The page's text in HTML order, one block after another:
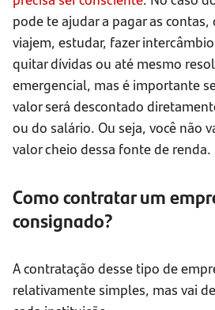
pode te ajudar a pagar as
viajem, estudar, fazer
quitar dívidas ou até mesmo
emergencial, mas é importante
valor será descontado
ou do salário. Ou seja, você não
valor cheio dessa fonte de renda.
Como contratar um
consignado?
A contratação desse tipo de
relativamente simples, mas vai